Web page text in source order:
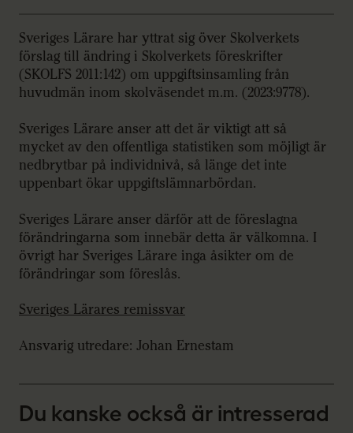
Sveriges Lärare har yttrat sig över Skolverkets
förslag till ändring i Skolverkets föreskrifter
(SKOLFS 2011:142) om uppgiftsinsamling från
huvudmän inom skolväsendet m.m. (2023:9778).
Sveriges Lärare anser att det är viktigt att så
mycket av den offentliga statistiken som möjligt är
nedbrytbar på individnivå, så länge det inte
uppenbart ökar uppgiftslämnarbördan.
Sveriges Lärare anser därför att de föreslagna
förändringarna som innebär detta är välkomna. I
övrigt har Sveriges Lärare inga åsikter om de
förändringar som föreslås.
Sveriges Lärares remissvar
Ansvarig utredare: Johan Ernestam
Du kanske också är intresserad